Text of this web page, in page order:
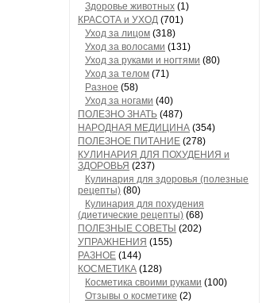
Здоровье животных (1)
КРАСОТА и УХОД (701)
Уход за лицом (318)
Уход за волосами (131)
Уход за руками и ногтями (80)
Уход за телом (71)
Разное (58)
Уход за ногами (40)
ПОЛЕЗНО ЗНАТЬ (487)
НАРОДНАЯ МЕДИЦИНА (354)
ПОЛЕЗНОЕ ПИТАНИЕ (278)
КУЛИНАРИЯ ДЛЯ ПОХУДЕНИЯ и
ЗДОРОВЬЯ (237)
Кулинария для здоровья (полезные
рецепты) (80)
Кулинария для похудения
(диетические рецепты) (68)
ПОЛЕЗНЫЕ СОВЕТЫ (202)
УПРАЖНЕНИЯ (155)
РАЗНОЕ (144)
КОСМЕТИКА (128)
Косметика своими руками (100)
Отзывы о косметике (2)